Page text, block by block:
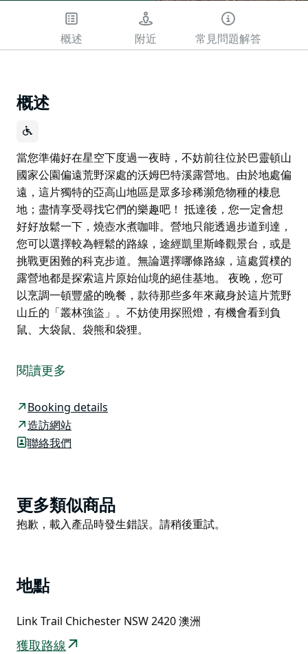
概述 附近 常見問題解答
概述
當您準備好在星空下度過一夜時，不妨前往位於巴靈頓山
國家公園偏遠荒野深處的沃姆巴特溪露營地。由於地處偏
遠，這片獨特的亞高山地區是眾多珍稀瀕危物種的棲息
地；盡情享受尋找它們的樂趣吧！ 抵達後，您一定會想
好好放鬆一下，燒壺水煮咖啡。營地只能透過步道到達，
您可以選擇較為輕鬆的路線，途經凱里斯峰觀景台，或是
挑戰更困難的科克步道。無論選擇哪條路線，這處質樸的
露營地都是探索這片原始仙境的絕佳基地。 夜晚，您可
以烹調一頓豐盛的晚餐，款待那些多年來藏身於這片荒野
山丘的「叢林強盜」。不妨使用探照燈，有機會看到負
鼠、大袋鼠、袋熊和袋狸。
國家公園偏遠荒野深處的沃姆巴特溪露營地。由於地處偏
遠，這片獨特的亞高山地區是眾多珍稀瀕危物種的棲息
抵達後，您一定會想好好放鬆一下，燒壺水煮咖啡。營地
只能透過步道到達，您可以選擇較為輕鬆的路線，途經凱
夜晚，您可以烹調一頓豐盛的晚餐，款待那些多年來藏身
於這片荒野山丘的「叢林強盜」。不妨使用探照燈，有機
閱讀更多
Booking details
造訪網站
聯絡我們
Product
List
更多類似商品
Product
抱歉，載入產品時發生錯誤。請稍後重試。
地點
Link Trail Chichester NSW 2420 澳洲
獲取路線